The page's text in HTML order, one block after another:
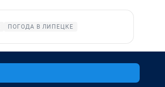
ПОГОДА В ЛИПЕЦКЕ